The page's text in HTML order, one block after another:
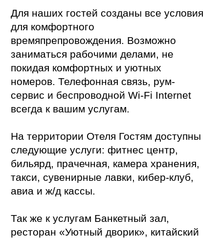
Для наших гостей созданы все условия
для комфортного
времяпрепровождения. Возможно
заниматься рабочими делами, не
покидая комфортных и уютных
номеров. Телефонная связь, рум-
сервис и беспроводной Wi-Fi Internet
всегда к вашим услугам.
На территории Отеля Гостям доступны
следующие услуги: фитнес центр,
бильярд, прачечная, камера хранения,
такси, сувенирные лавки, кибер-клуб,
авиа и ж/д кассы.
Так же к услугам Банкетный зал,
ресторан «Уютный дворик», китайский